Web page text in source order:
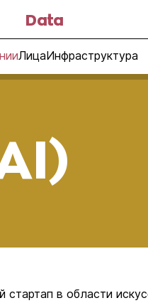
Data
ЛицаИнфраструктура
в области